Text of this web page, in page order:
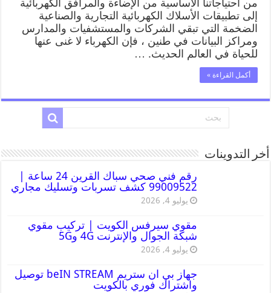
من احتياجاتنا الأساسية من الإضاءة والمرافق الكهربائية
إلى تطبيقات الأسلاك الكهربائية التجارية والصناعية
الضخمة التي تبقي الشركات والمستشفيات والمدارس
ومراكز البيانات في طنين ، فإن الكهرباء لا غنى عنها
للحياة في العالم الحديث. …
أكمل القراءة »
أخر التدوينات
رقم فني صحي سباك القرين 24 ساعة |
99009522 كشف تسربات وتسليك مجاري
يوليو 4, 2026
مقوي سيرفس الكويت | تركيب مقوي
شبكة الجوال والإنترنت 4G و5G
يوليو 4, 2026
جهاز بي ان ستريم beIN STREAM توصيل
واشتراك فوري بالكويت